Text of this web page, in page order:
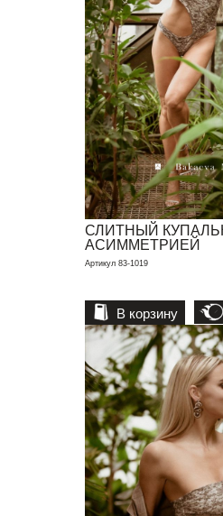
СЛИТНЫЙ
АСИММЕТРИЕЙ
Артикул 83-1019
В корзину